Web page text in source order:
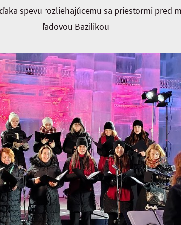
spevu rozliehajúcemu sa priestormi pred
ľadovou Bazilikou